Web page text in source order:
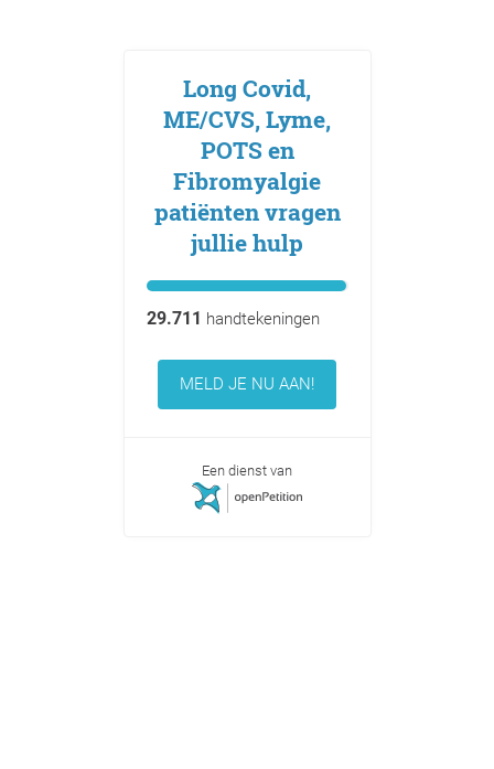
Long Covid,
ME/CVS, Lyme,
POTS en
Fibromyalgie
patiënten vragen
jullie hulp
29.711 handtekeningen
MELD JE NU AAN!
Een dienst van